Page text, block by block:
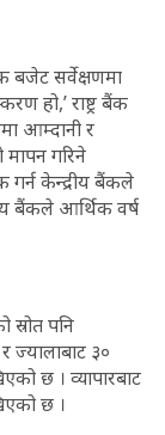
बजेट सर्वेक्षणमा
हो,’ राष्ट्र बैंक
आम्दानी र
मापन गरिने
केन्द्रीय बैंकले
बैंकले आर्थिक वर्ष
पनि
ज्यालाबाट ३०
छ । व्यापारबाट
छ ।